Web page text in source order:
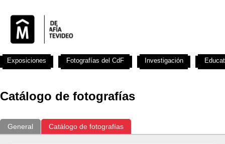
Catálogo de fotografías
General Catálogo de fotografías
Exposiciones Fotografías del CdF Investigación